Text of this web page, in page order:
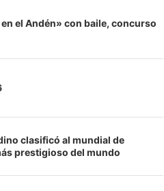
el Andén» con baile, concurso
clasificó al mundial de
prestigioso del mundo